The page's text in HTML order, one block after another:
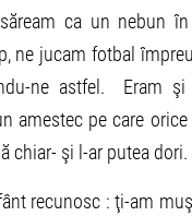
ca un nebun
ne jucam fotbal
ne astfel. Eram
amestec pe care
chiar- şi l-ar putea dori.
recunosc : ţi-am